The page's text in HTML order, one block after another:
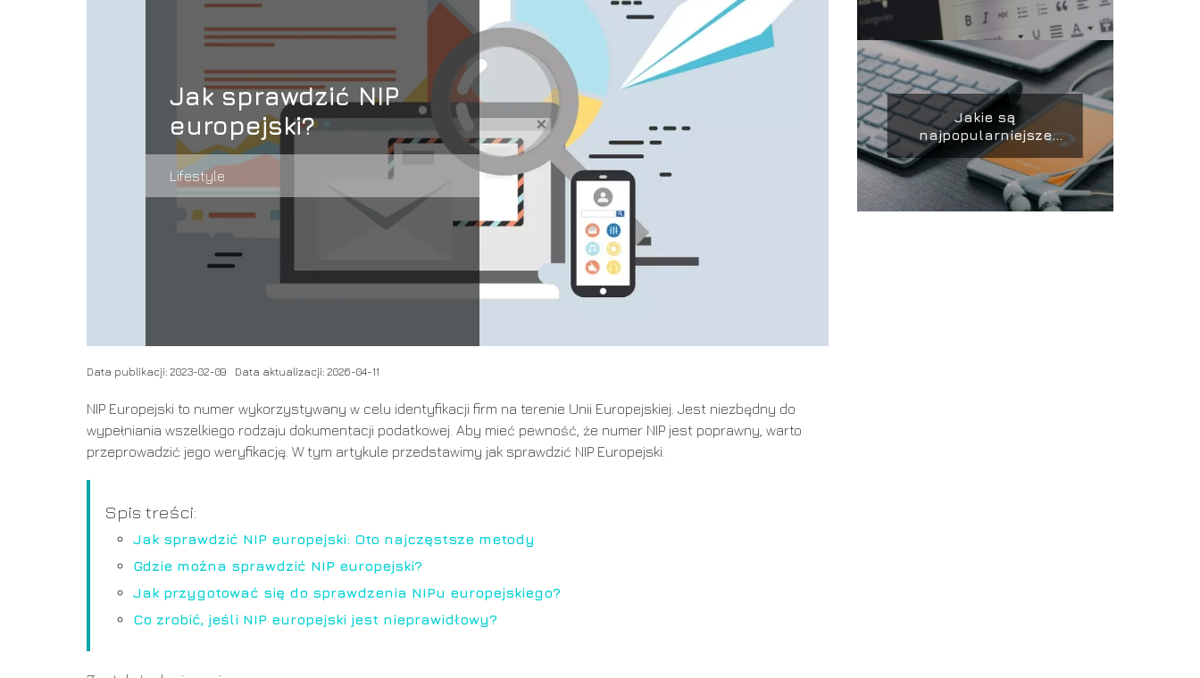
Jak sprawdzić NIP
europejski?
Lifestyle
Data publikacji: 2023-02-09 Data aktualizacji: 2026-04-11
NIP Europejski to numer wykorzystywany w celu identyfikacji firm na terenie Unii Europejskiej. Jest niezbędny do
wypełniania wszelkiego rodzaju dokumentacji podatkowej. Aby mieć pewność, że numer NIP jest poprawny, warto
przeprowadzić jego weryfikację. W tym artykule przedstawimy jak sprawdzić NIP Europejski.
Spis treści:
Jak sprawdzić NIP europejski: Oto najczęstsze metody
Gdzie można sprawdzić NIP europejski?
Jak przygotować się do sprawdzenia NIPu europejskiego?
Co zrobić, jeśli NIP europejski jest nieprawidłowy?
Jakie są
najpopularniejsze
stacje radiowe w
Polsce?